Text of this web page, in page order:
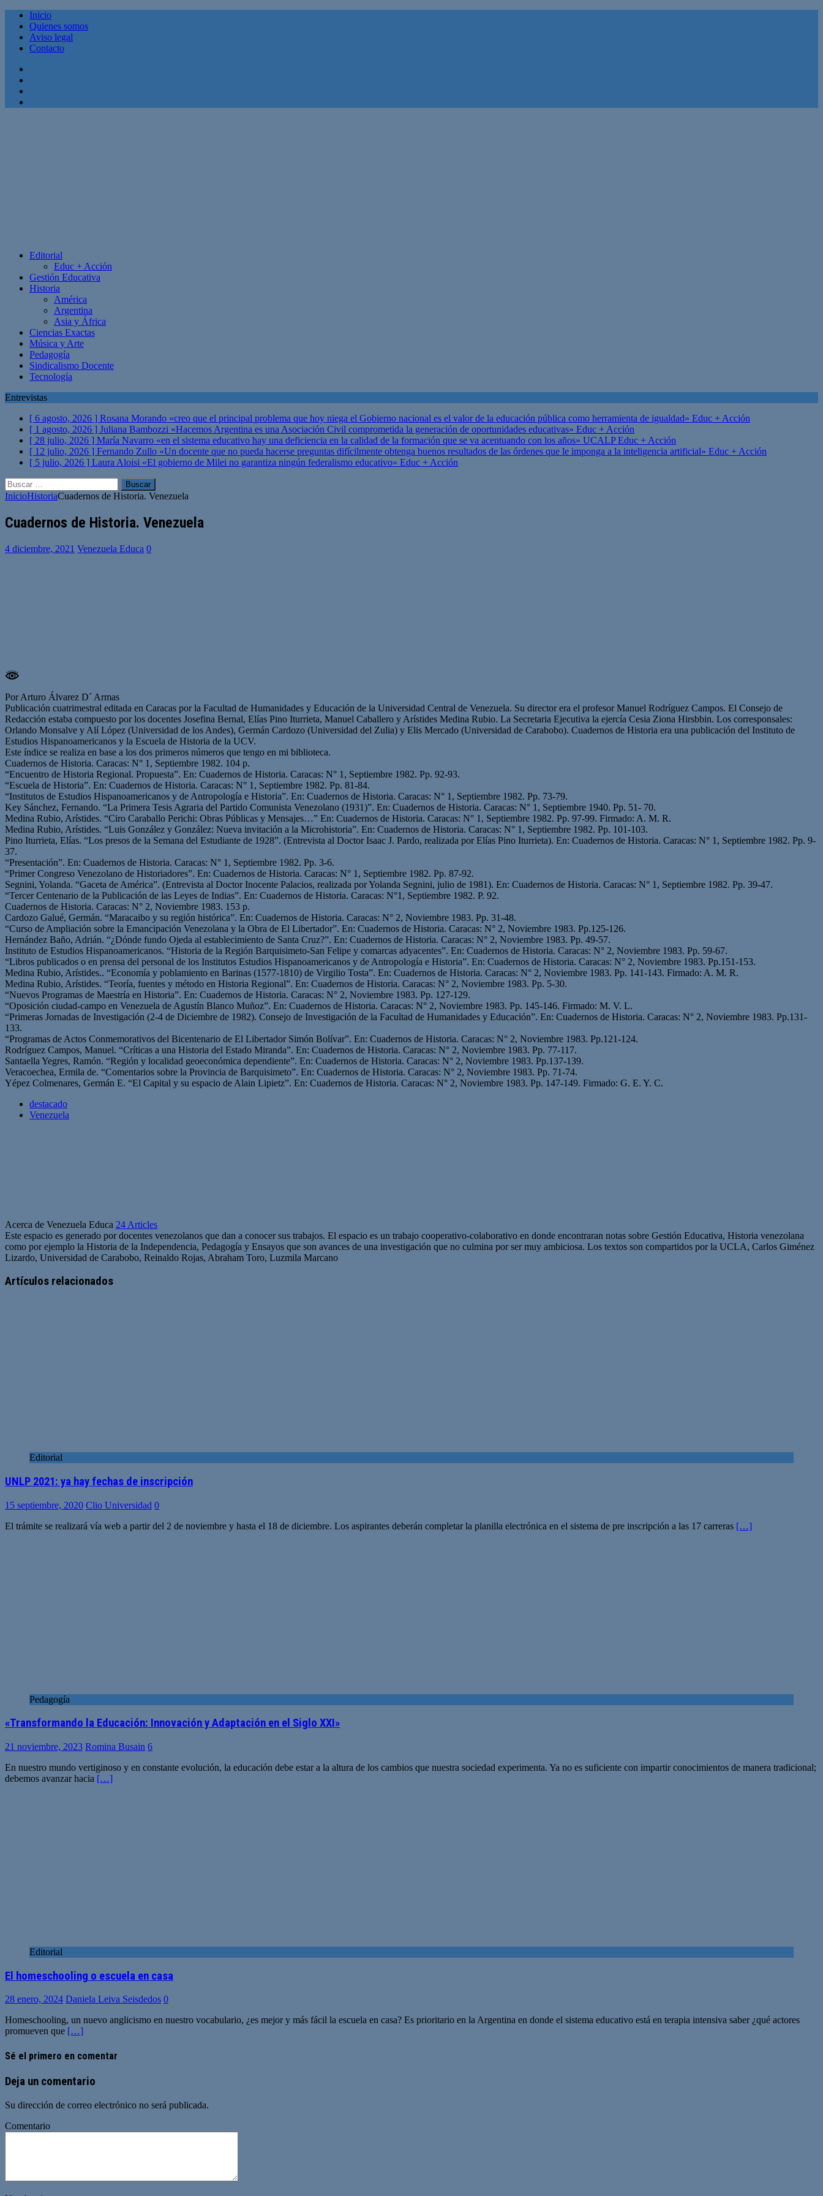
Inicio
Quienes somos
Aviso legal
Contacto
Editorial
Educ + Acción
Gestión Educativa
Historia
América
Argentina
Asia y África
Ciencias Exactas
Música y Arte
Pedagogía
Sindicalismo Docente
Tecnología
Entrevistas
[ 6 agosto, 2026 ] Rosana Morando «creo que el principal problema que hoy niega el Gobierno nacional es el valor de la educación pública como herramienta de igualdad» Educ + Acción
[ 1 agosto, 2026 ] Juliana Bambozzi «Hacemos Argentina es una Asociación Civil comprometida la generación de oportunidades educativas» Educ + Acción
[ 28 julio, 2026 ] María Navarro «en el sistema educativo hay una deficiencia en la calidad de la formación que se va acentuando con los años» UCALPEduc + Acción
[ 12 julio, 2026 ] Fernando Zullo «Un docente que no pueda hacerse preguntas difícilmente obtenga buenos resultados de las órdenes que le imponga a la inteligencia artificial» Educ + Acción
[ 5 julio, 2026 ] Laura Aloisi «El gobierno de Milei no garantiza ningún federalismo educativo» Educ + Acción
Buscar:
InicioHistoriaCuadernos de Historia. Venezuela
Cuadernos de Historia. Venezuela
4 diciembre, 2021 Venezuela Educa 0
Por Arturo Álvarez D´ Armas
Publicación cuatrimestral editada en Caracas por la Facultad de Humanidades y Educación de la Universidad Central de Venezuela. Su director era el profesor Manuel Rodríguez Campos. El Consejo de
Redacción estaba compuesto por los docentes Josefina Bernal, Elías Pino Iturrieta, Manuel Caballero y Arístides Medina Rubio. La Secretaria Ejecutiva la ejercía Cesia Ziona Hirsbbin. Los corresponsales:
Orlando Monsalve y Alí López (Universidad de los Andes), Germán Cardozo (Universidad del Zulia) y Elis Mercado (Universidad de Carabobo). Cuadernos de Historia era una publicación del Instituto de
Estudios Hispanoamericanos y la Escuela de Historia de la UCV.
Este índice se realiza en base a los dos primeros números que tengo en mi biblioteca.
Cuadernos de Historia. Caracas: N° 1, Septiembre 1982. 104 p.
“Encuentro de Historia Regional. Propuesta”. En: Cuadernos de Historia. Caracas: N° 1, Septiembre 1982. Pp. 92-93.
“Escuela de Historia”. En: Cuadernos de Historia. Caracas: N° 1, Septiembre 1982. Pp. 81-84.
“Institutos de Estudios Hispanoamericanos y de Antropología e Historia”. En: Cuadernos de Historia. Caracas: N° 1, Septiembre 1982. Pp. 73-79.
Key Sánchez, Fernando. “La Primera Tesis Agraria del Partido Comunista Venezolano (1931)”. En: Cuadernos de Historia. Caracas: N° 1, Septiembre 1940. Pp. 51- 70.
Medina Rubio, Arístides. “Ciro Caraballo Perichi: Obras Públicas y Mensajes…” En: Cuadernos de Historia. Caracas: N° 1, Septiembre 1982. Pp. 97-99. Firmado: A. M. R.
Medina Rubio, Arístides. “Luis González y González: Nueva invitación a la Microhistoria”. En: Cuadernos de Historia. Caracas: N° 1, Septiembre 1982. Pp. 101-103.
Pino Iturrieta, Elías. “Los presos de la Semana del Estudiante de 1928”. (Entrevista al Doctor Isaac J. Pardo, realizada por Elías Pino Iturrieta). En: Cuadernos de Historia. Caracas: N° 1, Septiembre 1982. Pp. 9-
37.
“Presentación”. En: Cuadernos de Historia. Caracas: N° 1, Septiembre 1982. Pp. 3-6.
“Primer Congreso Venezolano de Historiadores”. En: Cuadernos de Historia. Caracas: N° 1, Septiembre 1982. Pp. 87-92.
Segnini, Yolanda. “Gaceta de América”. (Entrevista al Doctor Inocente Palacios, realizada por Yolanda Segnini, julio de 1981). En: Cuadernos de Historia. Caracas: N° 1, Septiembre 1982. Pp. 39-47.
“Tercer Centenario de la Publicación de las Leyes de Indias”. En: Cuadernos de Historia. Caracas: N°1, Septiembre 1982. P. 92.
Cuadernos de Historia. Caracas: N° 2, Noviembre 1983. 153 p.
Cardozo Galué, Germán. “Maracaibo y su región histórica”. En: Cuadernos de Historia. Caracas: N° 2, Noviembre 1983. Pp. 31-48.
“Curso de Ampliación sobre la Emancipación Venezolana y la Obra de El Libertador”. En: Cuadernos de Historia. Caracas: N° 2, Noviembre 1983. Pp.125-126.
Hernández Baño, Adrián. “¿Dónde fundo Ojeda al establecimiento de Santa Cruz?”. En: Cuadernos de Historia. Caracas: N° 2, Noviembre 1983. Pp. 49-57.
Instituto de Estudios Hispanoamericanos. “Historia de la Región Barquisimeto-San Felipe y comarcas adyacentes”. En: Cuadernos de Historia. Caracas: N° 2, Noviembre 1983. Pp. 59-67.
“Libros publicados o en prensa del personal de los Institutos Estudios Hispanoamericanos y de Antropología e Historia”. En: Cuadernos de Historia. Caracas: N° 2, Noviembre 1983. Pp.151-153.
Medina Rubio, Arístides.. “Economía y poblamiento en Barinas (1577-1810) de Virgilio Tosta”. En: Cuadernos de Historia. Caracas: N° 2, Noviembre 1983. Pp. 141-143. Firmado: A. M. R.
Medina Rubio, Arístides. “Teoría, fuentes y método en Historia Regional”. En: Cuadernos de Historia. Caracas: N° 2, Noviembre 1983. Pp. 5-30.
“Nuevos Programas de Maestría en Historia”. En: Cuadernos de Historia. Caracas: N° 2, Noviembre 1983. Pp. 127-129.
“Oposición ciudad-campo en Venezuela de Agustín Blanco Muñoz”. En: Cuadernos de Historia. Caracas: N° 2, Noviembre 1983. Pp. 145-146. Firmado: M. V. L.
“Primeras Jornadas de Investigación (2-4 de Diciembre de 1982). Consejo de Investigación de la Facultad de Humanidades y Educación”. En: Cuadernos de Historia. Caracas: N° 2, Noviembre 1983. Pp.131-
133.
“Programas de Actos Conmemorativos del Bicentenario de El Libertador Simón Bolívar”. En: Cuadernos de Historia. Caracas: N° 2, Noviembre 1983. Pp.121-124.
Rodríguez Campos, Manuel. “Críticas a una Historia del Estado Miranda”. En: Cuadernos de Historia. Caracas: N° 2, Noviembre 1983. Pp. 77-117.
Santaella Yegres, Ramón. “Región y localidad geoeconómica dependiente”. En: Cuadernos de Historia. Caracas: N° 2, Noviembre 1983. Pp.137-139.
Veracoechea, Ermila de. “Comentarios sobre la Provincia de Barquisimeto”. En: Cuadernos de Historia. Caracas: N° 2, Noviembre 1983. Pp. 71-74.
Yépez Colmenares, Germán E. “El Capital y su espacio de Alain Lipietz”. En: Cuadernos de Historia. Caracas: N° 2, Noviembre 1983. Pp. 147-149. Firmado: G. E. Y. C.
destacado
Venezuela
Acerca de Venezuela Educa 24 Articles
Este espacio es generado por docentes venezolanos que dan a conocer sus trabajos. El espacio es un trabajo cooperativo-colaborativo en donde encontraran notas sobre Gestión Educativa, Historia venezolana
como por ejemplo la Historia de la Independencia, Pedagogía y Ensayos que son avances de una investigación que no culmina por ser muy ambiciosa. Los textos son compartidos por la UCLA, Carlos Giménez
Lizardo, Universidad de Carabobo, Reinaldo Rojas, Abraham Toro, Luzmila Marcano
Artículos relacionados
Editorial
UNLP 2021: ya hay fechas de inscripción
15 septiembre, 2020 Clio Universidad 0
El trámite se realizará vía web a partir del 2 de noviembre y hasta el 18 de diciembre. Los aspirantes deberán completar la planilla electrónica en el sistema de pre inscripción a las 17 carreras […]
Pedagogía
«Transformando la Educación: Innovación y Adaptación en el Siglo XXI»
21 noviembre, 2023 Romina Busain 6
En nuestro mundo vertiginoso y en constante evolución, la educación debe estar a la altura de los cambios que nuestra sociedad experimenta. Ya no es suficiente con impartir conocimientos de manera tradicional;
debemos avanzar hacia […]
Editorial
El homeschooling o escuela en casa
28 enero, 2024 Daniela Leiva Seisdedos 0
Homeschooling, un nuevo anglicismo en nuestro vocabulario, ¿es mejor y más fácil la escuela en casa? Es prioritario en la Argentina en donde el sistema educativo está en terapia intensiva saber ¿qué actores
promueven que […]
Sé el primero en comentar
Deja un comentario
Su dirección de correo electrónico no será publicada.
Comentario